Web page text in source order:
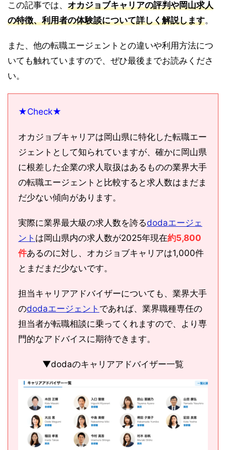
この記事では、 オカジョブキャリアの評判や岡山求人
の特徴、利用者の体験談について詳しく解説します。
また、他の転職エージェントとの違いや利用方法につ
いても触れていますので、ぜひ最後までお読みくださ
い。
★Check★
オカジョブキャリアは岡山県に特化した転職エー
ジェントとして知られていますが、確かに岡山県
に根差した企業の求人取扱はあるものの業界大手
の転職エージェントと比較すると求人数はまだま
だ少ない傾向があります。
実際に業界最大級の求人数を誇るdodaエージェ
ント は岡山県内の求人数が2025年現在約5,800
件あるのに対し、オカジョブキャリアは1,000件
とまだまだ少ないです。
担当キャリアアドバイザーについても、業界大手
のdodaエージェント であれば、業界職種専任の
担当者が転職相談に乗ってくれますので、より専
門的なアドバイスに期待できます。
▼dodaのキャリアアドバイザー一覧